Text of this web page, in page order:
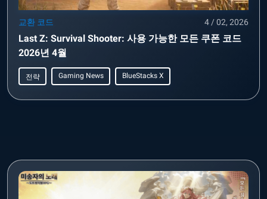
교환 코드 4 / 02, 2026
Last Z: Survival Shooter: 사용 가능한 모든 쿠폰 코드
2026년 4월
전략 Gaming News BlueStacks X